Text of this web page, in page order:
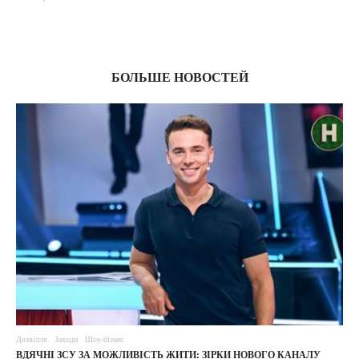
БОЛЬШЕ НОВОСТЕЙ
Дозвілля Заходи Шоу-бізнес
ВДЯЧНІ ЗСУ ЗА МОЖЛИВІСТЬ ЖИТИ: ЗІРКИ НОВОГО КАНАЛУ